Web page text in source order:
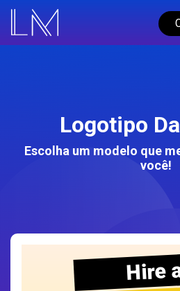
Logotipo
Escolha um modelo que
você!
Hire